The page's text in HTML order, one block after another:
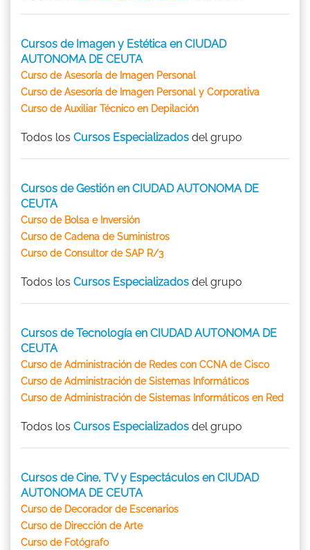
Cursos de Imagen y Estética en CIUDAD
AUTONOMA DE CEUTA
Curso de Asesoría de Imagen Personal
Curso de Asesoría de Imagen Personal y Corporativa
Curso de Auxiliar Técnico en Depilación
Todos los Cursos Especializados del grupo
Cursos de Gestión en CIUDAD AUTONOMA DE
CEUTA
Curso de Bolsa e Inversión
Curso de Cadena de Suministros
Curso de Consultor de SAP R/3
Todos los Cursos Especializados del grupo
Cursos de Tecnología en CIUDAD AUTONOMA DE
CEUTA
Curso de Administración de Redes con CCNA de Cisco
Curso de Administración de Sistemas Informáticos
Curso de Administración de Sistemas Informáticos en Red
Todos los Cursos Especializados del grupo
Cursos de Cine, TV y Espectáculos en CIUDAD
AUTONOMA DE CEUTA
Curso de Decorador de Escenarios
Curso de Dirección de Arte
Curso de Fotógrafo